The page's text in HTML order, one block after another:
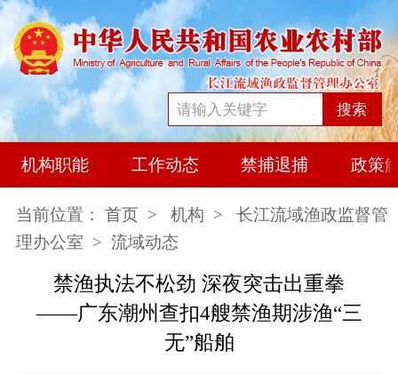
搜索
机构职能 工作动态 禁捕退捕 政策
当前位置： 首页 > 机构 >
长江流域渔政监督管
理办公室 > 流域动态
禁渔执法不松劲 深夜突击出重拳
——广东潮州查扣4艘禁渔期涉渔“三
无”船舶